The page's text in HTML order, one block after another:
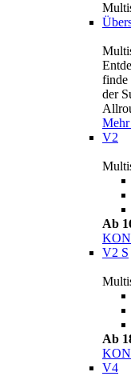
finde
der
Mehr
V2
Ab
V2 S
Ab
V4